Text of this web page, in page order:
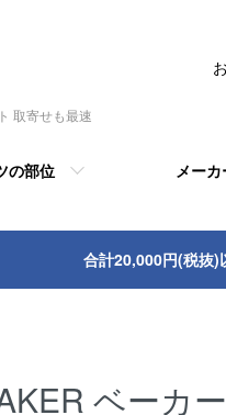
取寄せも最速
の部位 メー
合計20,000円(税抜)
ベーカー